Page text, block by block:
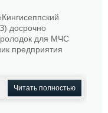
досрочно
для МЧС
предприятия
Читать полностью